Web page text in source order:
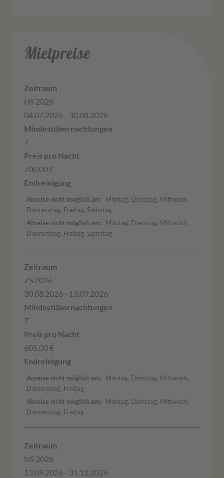
Mietpreise
HS 2026
04.07.2026 - 30.08.2026
7
700,00 €
Anreise nicht möglich am
Montag, Dienstag, Mittwoch,
Donnerstag, Freitag, Samstag
Abreise nicht möglich am
Montag, Dienstag, Mittwoch,
Donnerstag, Freitag, Samstag
ZS 2026
30.08.2026 - 13.09.2026
7
605,00 €
Anreise nicht möglich am
Montag, Dienstag, Mittwoch,
Donnerstag, Freitag
Abreise nicht möglich am
Montag, Dienstag, Mittwoch,
Donnerstag, Freitag
NS 2026
13.09.2026 - 31.12.2026